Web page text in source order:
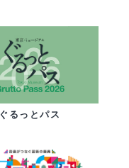
ぐるっとパス